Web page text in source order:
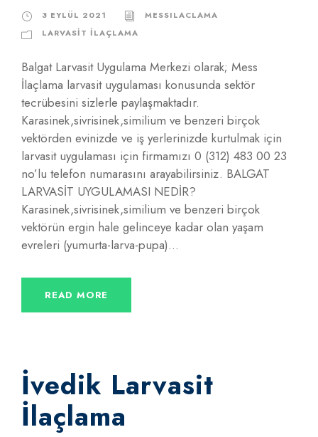
3 EYLÜL 2021
MESSILACLAMA
LARVASIT İLAÇLAMA
Balgat Larvasit Uygulama Merkezi olarak; Mess
İlaçlama larvasit uygulaması konusunda sektör
tecrübesini sizlerle paylaşmaktadır.
Karasinek,sivrisinek,similium ve benzeri birçok
vektörden evinizde ve iş yerlerinizde kurtulmak için
larvasit uygulaması için firmamızı 0 (312) 483 00 23
no’lu telefon numarasını arayabilirsiniz. BALGAT
LARVASİT UYGULAMASI NEDİR?
Karasinek,sivrisinek,similium ve benzeri birçok
vektörün ergin hale gelinceye kadar olan yaşam
evreleri (yumurta-larva-pupa)...
READ MORE
İvedik Larvasit
İlaçlama